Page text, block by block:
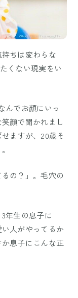
ちは変わらな
くない現実をい
んでお顔にいっ
顔で聞かれまし
ますが、20歳そ
の？」。毛穴の
年生の息子に
い人がやってるか
息子にこんな正